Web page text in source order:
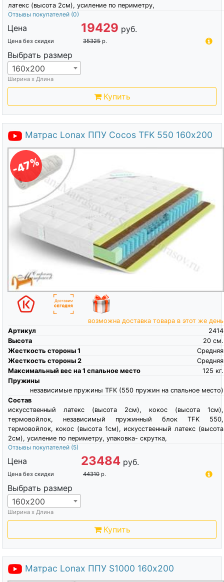
латекс (высота 2см), усиление по периметру,
Отзывы покупателей (0)
Цена 19429 руб.
Цена без скидки 35325 р.
Выбрать размер
160х200
Ширина х Длина
Купить
Матрас Lonax ППУ Cocos TFK 550 160х200
-47%
возможна доставка товара в этот же день
Артикул
2414
Высота
см.
20
Жесткость стороны 1
Средняя
Жесткость стороны 2
Средняя
Максимальный вес на 1 спальное место
кг.
125
Пружины
независимые пружины TFK (550 пружин на спальное место)
Состав
искусственный латекс (высота 2см), кокос (высота 1см),
термовойлок, независимый пружинный блок TFK 550,
термовойлок, кокос (высота 1см), искусственный латекс (высота
2см), усиление по периметру, упаковка- скрутка,
Отзывы покупателей (5)
Цена 23484 руб.
Цена без скидки 44310 р.
Выбрать размер
160х200
Ширина х Длина
Купить
Матрас Lonax ППУ S1000 160х200